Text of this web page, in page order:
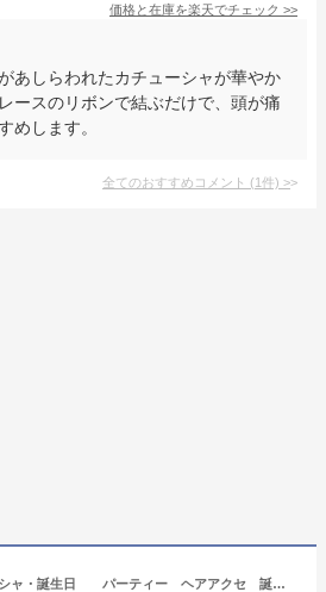
価格と在庫を楽天でチェック >>
あしらわれたカチューシャが華やか
ースのリボンで結ぶだけで、頭が痛
めします。
全てのおすすめコメント (1件) >
本日の主役カチューシャ・誕生日 パーティー ヘアアクセ 誕生日会 キッズ シルバー ゴールド ピンク